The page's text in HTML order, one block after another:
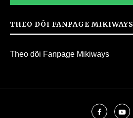
THEO DÕI FANPAGE MIKIWAYS
Theo dõi Fanpage Mikiways